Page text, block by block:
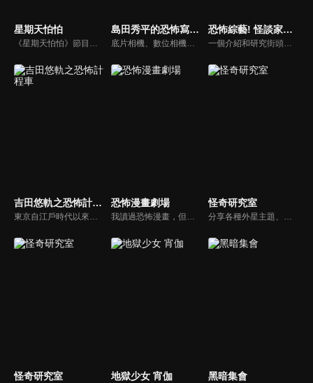
星期天怕怕 島田秀平的恐怖寫真集
底片相機、數位相機、智慧型手機等工具不斷進化，但「靈異照片」依然持續存在。收集靈異照片的恐怖寫真集館長島田秀平，將與他的助手三田羽衣一起介紹一些靈異照片。這些照片是從全國各地發來的照片中精心挑選的，請靈能力者進行鑑定，他們認為這是真實的！你能忍受三田羽衣尖叫並陷入的恐懼嗎......
恐怖綜藝! 怪談家小網的超嚇人頻道
一個介紹和研究街頭猖獗的各種奇怪現象和神秘存在的節目！主持人是怪談家小網，最可怕的成員包括怪談DJ響洋平，靈異偶像琉愛、村上ROCK和恐怖頻道的吉祥物「小怕怕」。在「小怕怕的靈異景點之旅」中，節目導演和小怕怕將參觀最可怕的鬧鬼地點，實地探查、驗證各種與該地相關的靈異傳聞。
吉田悠軌之恐怖計程車
東京自江戶時代以來就是惡怨之地，時至今日，這裡依然不斷誕生新的鬼故事，節目中將搭乘由靈媒司機阿真先生駕駛的「恐怖計程車」以及在怪談社團「玉米會」會長-吉田悠軌的帶領下，踏上遊歷東京各地怪異事件發生地的旅程！一路上，會分享與鬼故事和個人經驗相關的內容。
恐怖漫畫劇場
我讀過恐怖漫畫，但我沒有太多機會知道是什麼啟發了作家，誰影響了他們，以及他們在畫它們時有什麼樣的想法。這些內容揭示了藝術家不為人知的一面，例如製作的幕後故事，繪製恐怖漫畫的原因以及如何保持動力，即使是最狂熱的粉絲也從未知道。
怪奇研究室
分享各種外星主題、神秘事件、都市傳說、懸案與未解之謎的故事。
怪奇研究室 地獄少女 宵伽 黑暗集會